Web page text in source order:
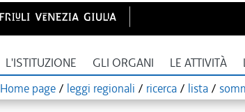
L'ISTITUZIONE GLI ORGANI LE ATTIVITÀ
Home page / leggi regionali / ricerca / lista /